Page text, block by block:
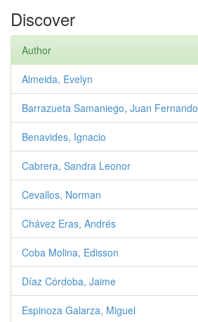
Discover
Author
Almeida, Evelyn
Barrazueta Samaniego, Juan Fernando
Benavides, Ignacio
Cabrera, Sandra Leonor
Cevallos, Norman
Chávez Eras, Andrés
Coba Molina, Edisson
Díaz Córdoba, Jaime
Espinoza Galarza, Miguel